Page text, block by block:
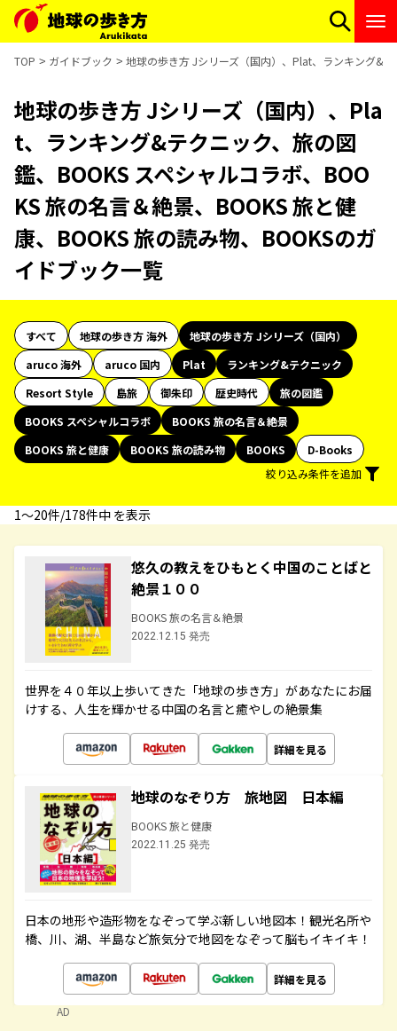
TOP ガイドブック 地球の歩き方 Jシリーズ（国内）、Plat、ランキング&
地球の歩き方 Jシリーズ（国内）、Pla
t、ランキング&テクニック、旅の図
鑑、BOOKS スペシャルコラボ、BOO
KS 旅の名言＆絶景、BOOKS 旅と健
康、BOOKS 旅の読み物、BOOKSのガ
イドブック一覧
すべて 地球の歩き方 海外
地球の歩き方 Jシリーズ（国内）
aruco 海外
aruco 国内 Plat
ランキング&テクニック
Resort Style
島旅 御朱印 歴史時代
旅の図鑑
BOOKS スペシャルコラボ
BOOKS 旅の名言＆絶景
BOOKS 旅と健康
BOOKS 旅の読み物 BOOKS
D-Books
絞り込み条件を追加
1〜20件/178件中 を表示
悠久の教えをひもとく中国のことばと
絶景１００
BOOKS 旅の名言＆絶景
2022.12.15 発売
世界を４０年以上歩いてきた「地球の歩き方」があなたにお届
けする、人生を輝かせる中国の名言と癒やしの絶景集
詳細を見る
地球のなぞり方 旅地図 日本編
BOOKS 旅と健康
2022.11.25 発売
日本の地形や造形物をなぞって学ぶ新しい地図本！観光名所や
橋、川、湖、半島など旅気分で地図をなぞって脳もイキイキ！
詳細を見る
AD